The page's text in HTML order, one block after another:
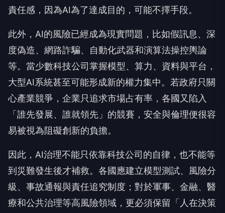
責任感，因為AI為了達成目的，可能不擇手段。
此外，AI的風險已經成為現實問題，比如假訊息、深
度偽造、網路詐騙、自動化武器和演算法操控輿論
等。當少數科技公司掌握模型、算力、資料與平台，
大型AI系統甚至可能形成新的權力集中。若政府只關
心產業競爭，企業只追求市場占有率，各國又陷入
「誰先發展、誰就領先」的競賽，安全與倫理便很容
易被視為阻礙創新的負擔。
因此，AI治理不能只依靠科技公司的自律，也不能等
到災難發生後才補救。各國應建立模型測試、風險分
級、事故通報與責任追究制度；對於軍事、金融、醫
療和公共治理等高風險領域，更必須保留「人在決策